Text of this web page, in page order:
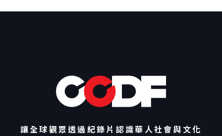
讓全球觀眾透過紀錄片認識華人社會與文化